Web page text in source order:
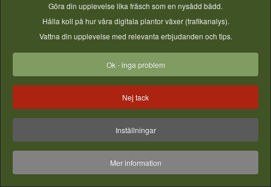
Läs mer
Göra din upplevelse lika fräsch som en nysådd bädd.
Hålla koll på hur våra digitala plantor växer (trafikanalys).
Vattna din upplevelse med relevanta erbjudanden och tips.
Ok - inga problem
Nej tack
Inställningar
Mer information